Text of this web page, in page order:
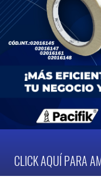
CLICK AQUÍ PARA